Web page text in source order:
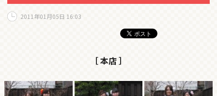
2011年01月05日 16:03
［ 本店 ］